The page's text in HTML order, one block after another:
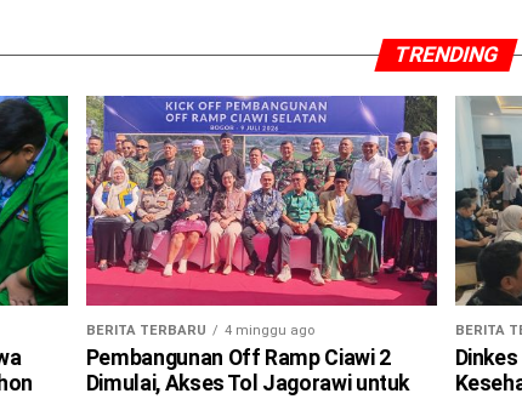
TRENDING
BERITA TERBARU 4 minggu ago
Pembangunan Off Ramp Ciawi 2
Dimulai, Akses Tol Jagorawi untuk
BERITA